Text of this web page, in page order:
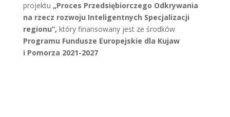
projektu „Proces Przedsiębiorczego Odkrywania
na rzecz rozwoju Inteligentnych Specjalizacji
regionu”, który finansowany jest ze środków
Programu Fundusze Europejskie dla Kujaw
i Pomorza 2021-2027